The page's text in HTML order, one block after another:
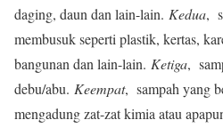
daging, daun dan lain-lain. Kedua,
membusuk seperti plastik, kertas,
bangunan dan lain-lain. Ketiga,
debu/abu. Keempat, sampah yang
mengadung zat-zat kimia atau